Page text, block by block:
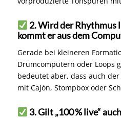
2. Wird der Rhythmus
kommt er aus dem
Gerade bei kleineren
Drumcomputern oder Loops
bedeutet aber, dass auch der
mit Cajón, Stompbox oder
3. Gilt „100 % live“